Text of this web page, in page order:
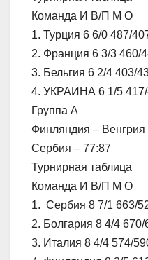
Команда И В/П М О
1. Турция 6 6/0 487/
2. Франция 6 3/3 460/
3. Бельгия 6 2/4 403/
4. УКРАИНА 6 1/5 417/
Группа A
Финляндия –
Сербия – 77:87
Турнирная таблица
Команда И В/П М О
1. Сербия 8 7/1 663/
2. Болгария 8 4/4 670/
3. Италия 8 4/4 574/